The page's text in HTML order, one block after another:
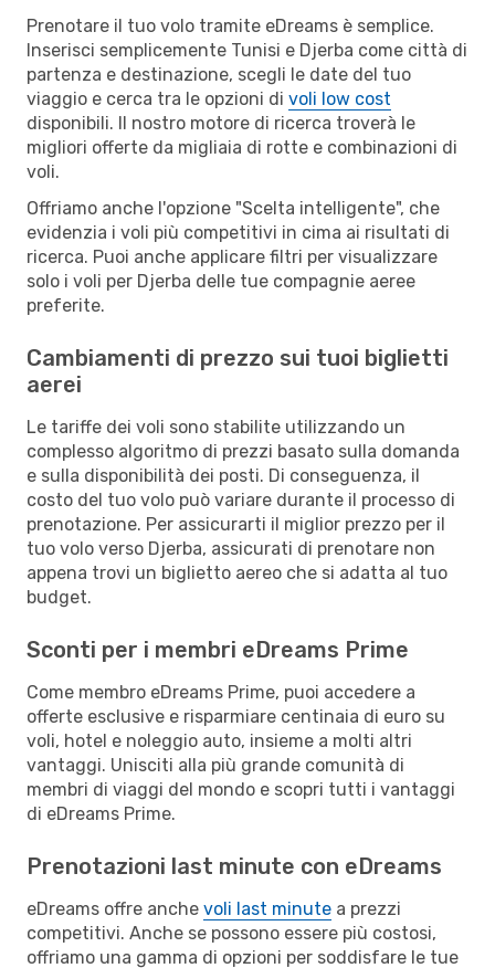
Prenotare il tuo volo tramite eDreams è semplice.
Inserisci semplicemente Tunisi e Djerba come città di
partenza e destinazione, scegli le date del tuo
viaggio e cerca tra le opzioni di voli low cost
disponibili. Il nostro motore di ricerca troverà le
migliori offerte da migliaia di rotte e combinazioni di
voli.
Offriamo anche l'opzione "Scelta intelligente", che
evidenzia i voli più competitivi in cima ai risultati di
ricerca. Puoi anche applicare filtri per visualizzare
solo i voli per Djerba delle tue compagnie aeree
preferite.
Cambiamenti di prezzo sui tuoi biglietti
aerei
Le tariffe dei voli sono stabilite utilizzando un
complesso algoritmo di prezzi basato sulla domanda
e sulla disponibilità dei posti. Di conseguenza, il
costo del tuo volo può variare durante il processo di
prenotazione. Per assicurarti il miglior prezzo per il
tuo volo verso Djerba, assicurati di prenotare non
appena trovi un biglietto aereo che si adatta al tuo
budget.
Sconti per i membri eDreams Prime
Come membro eDreams Prime, puoi accedere a
offerte esclusive e risparmiare centinaia di euro su
voli, hotel e noleggio auto, insieme a molti altri
vantaggi. Unisciti alla più grande comunità di
membri di viaggi del mondo e scopri tutti i vantaggi
di eDreams Prime.
Prenotazioni last minute con eDreams
eDreams offre anche voli last minute a prezzi
competitivi. Anche se possono essere più costosi,
offriamo una gamma di opzioni per soddisfare le tue